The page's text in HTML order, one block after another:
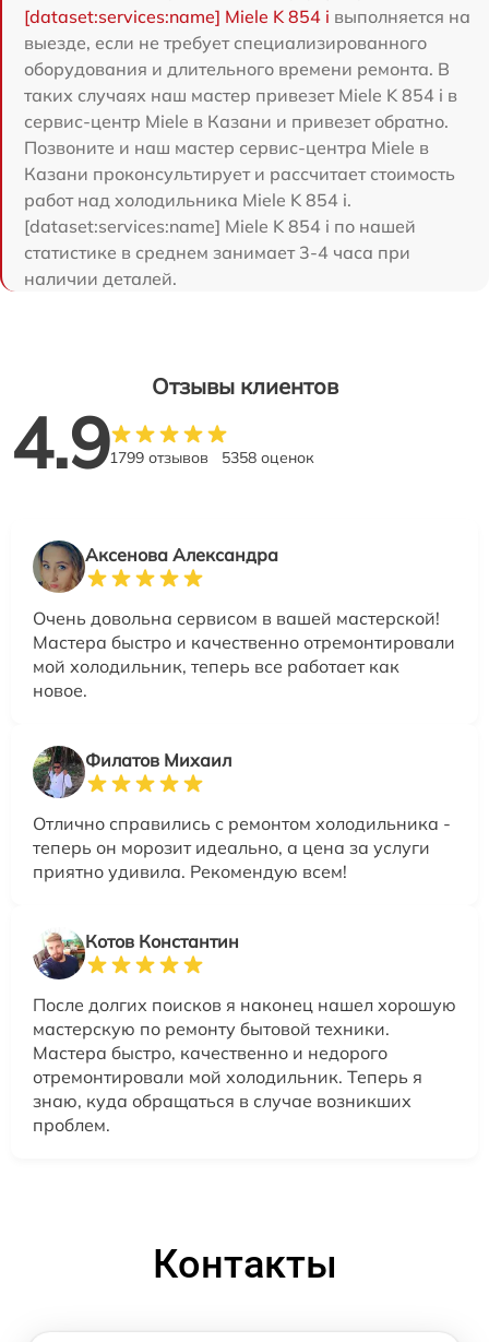
[dataset:services:name] Miele K 854 i выполняется на
выезде, если не требует специализированного
оборудования и длительного времени ремонта. В
таких случаях наш мастер привезет Miele K 854 i в
сервис-центр Miele в Казани и привезет обратно.
Позвоните и наш мастер сервис-центра Miele в
Казани проконсультирует и рассчитает стоимость
работ над холодильника Miele K 854 i.
[dataset:services:name] Miele K 854 i по нашей
статистике в среднем занимает 3-4 часа при
наличии деталей.
Отзывы клиентов
4.91799 отзывов 5358 оценок
Аксенова Александра
Очень довольна сервисом в вашей мастерской!
Мастера быстро и качественно отремонтировали
мой холодильник, теперь все работает как
новое.
Филатов Михаил
Отлично справились с ремонтом холодильника -
теперь он морозит идеально, а цена за услуги
приятно удивила. Рекомендую всем!
Котов Константин
После долгих поисков я наконец нашел хорошую
мастерскую по ремонту бытовой техники.
Мастера быстро, качественно и недорого
отремонтировали мой холодильник. Теперь я
знаю, куда обращаться в случае возникших
проблем.
Контакты